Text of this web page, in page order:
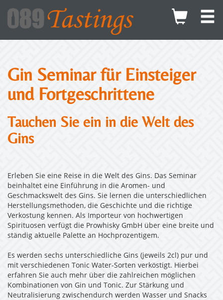
Gin Seminar für Einsteiger
und Fortgeschrittene
Tauchen Sie ein in die Welt des
Gins
Erleben Sie eine Reise in die Welt des Gins. Das Seminar
beinhaltet eine Einführung in die Aromen- und
Geschmackswelt des Gins. Sie lernen die unterschiedlichen
Herstellungsmethoden, die Geschichte und die richtige
Verkostung kennen. Als Importeur von hochwertigen
Spirituosen verfügt die Prowhisky GmbH über eine breite und
ständig aktuelle Palette an Hochprozentigem.
Es werden sechs unterschiedliche Gins (jeweils 2cl) pur und
mit verschiedenen Tonic Water-Sorten verköstigt. Hierbei
erfahren Sie auch mehr über die zahlreichen möglichen
Kombinationen von Gin und Tonic. Zur Stärkung und
Neutralisierung zwischendurch werden Wasser und Snacks